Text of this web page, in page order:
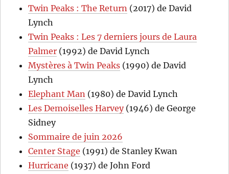
Twin Peaks : The Return (2017) de David
Lynch
Twin Peaks : Les 7 derniers jours de Laura
Palmer (1992) de David Lynch
Mystères à Twin Peaks (1990) de David
Lynch
Elephant Man (1980) de David Lynch
Les Demoiselles Harvey(1946) de George
Sidney
Sommaire de juin 2026
Center Stage (1991) de Stanley Kwan
Hurricane (1937) de John Ford